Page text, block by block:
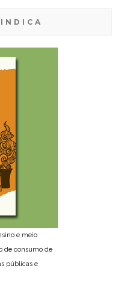
e meio
de consumo de
públicas e